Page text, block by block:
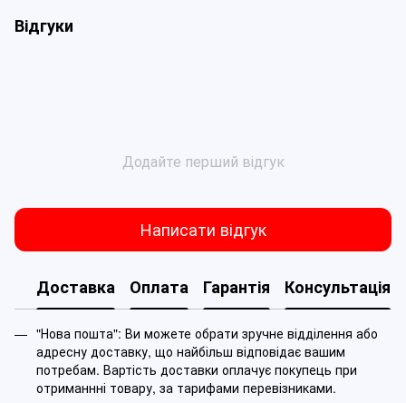
Відгуки
Додайте перший відгук
Написати відгук
Доставка Оплата Гарантія Консультація
"Нова пошта": Ви можете обрати зручне відділення або
адресну доставку, що найбільш відповідає вашим
потребам. Вартість доставки оплачує покупець при
отриманнні товару, за тарифами перевізниками.